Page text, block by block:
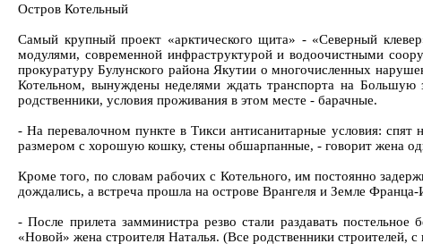
Остров Котельный
Самый крупный проект «арктического щита» - «Северный
модулями, современной инфраструктурой и водоочистными
прокуратуру Булунского района Якутии о многочисленных
Котельном, вынуждены неделями ждать транспорта на Большую
родственники, условия проживания в этом месте - барачные.
- На перевалочном пункте в Тикси антисанитарные условия:
размером с хорошую кошку, стены обшарпанные, - говорит жена
Кроме того, по словам рабочих с Котельного, им постоянно
дождались, а встреча прошла на острове Врангеля и Земле
- После прилета замминистра резво стали раздавать постельное
«Новой» жена строителя Наталья. (Все родственники строителей,